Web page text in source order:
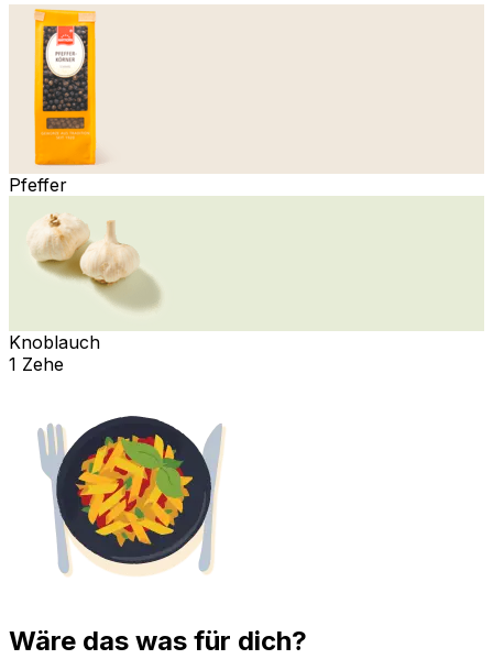
Pfeffer
Knoblauch
1 Zehe
Wäre das was für dich?